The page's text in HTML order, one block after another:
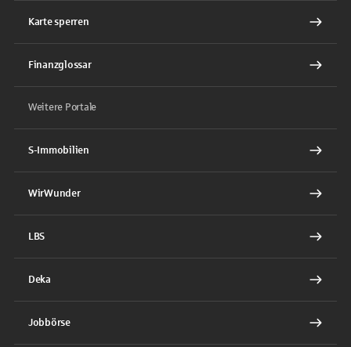
Karte sperren
Finanzglossar
Weitere Portale
S-Immobilien
WirWunder
LBS
Deka
Jobbörse